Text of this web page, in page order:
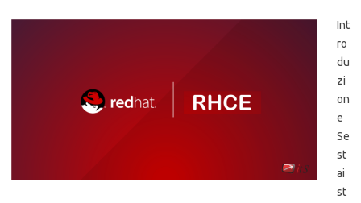
Int
ro
du
zi
on
e
Se
st
ai
st